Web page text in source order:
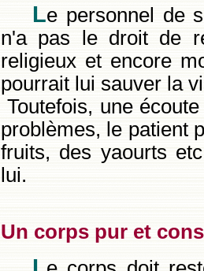
Le personnel de
n'a pas le droit de
religieux et encore
pourrait lui sauver la
Toutefois, une
problèmes, le patient
fruits, des yaourts
lui.
Un corps pur et